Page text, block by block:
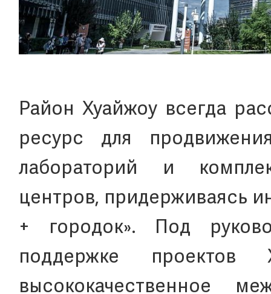
Район Хуайжоу всегда
ресурс для
лабораторий и
центров, придерживаясь
+ городок». Под
поддержке проектов
высококачественное